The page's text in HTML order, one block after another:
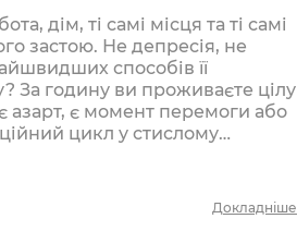
дім, ті самі місця та ті самі
застою. Не депресія, не
способів її
За годину ви проживаєте цілу
азарт, є момент перемоги або
цикл у стислому
Докладніше